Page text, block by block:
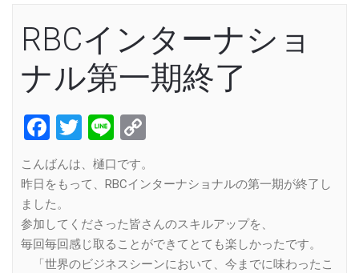
RBCインターナショ
ナル第一期終了
Facebook
Twitter
Line
こんばんは、樋口です。
昨日をもって、RBCインターナショナルの第一期が終了し
ました。
参加してくださった皆さんのスキルアップを、
毎回毎回感じ取ることができてとても楽しかったです。
「世界のビジネスシーンにおいて、今までに味わったこ